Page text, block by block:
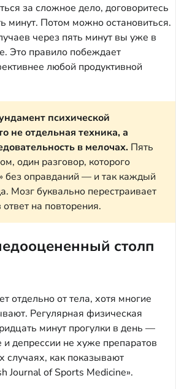
за сложное дело, договоритесь
минут. Потом можно остановиться.
через пять минут вы уже в
Это правило побеждает
любой продуктивной
психической
не отдельная техника, а
в мелочах. Пять
один разговор, которого
без оправданий — и так каждый
Мозг буквально перестраивает
на повторения.
столп
отдельно от тела, хотя многие
Регулярная физическая
минут прогулки в день —
и депрессии не хуже препаратов
случаях, как показывают
Journal of Sports Medicine».